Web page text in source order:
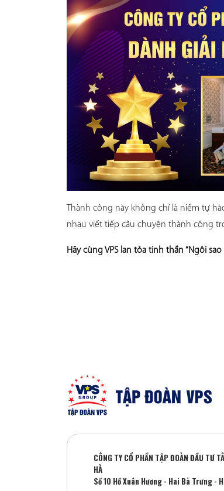
Thành công này không chỉ là niềm tự
nhau viết tiếp câu chuyện thành công
Hãy cùng VPS lan tỏa tinh thần “Ngôi
CÔNG TY CỔ PHẦN TẬP ĐOÀN ĐẦU TƯ
HÀ
Số 10 Hồ Xuân Hương - Hai Bà Trưng -